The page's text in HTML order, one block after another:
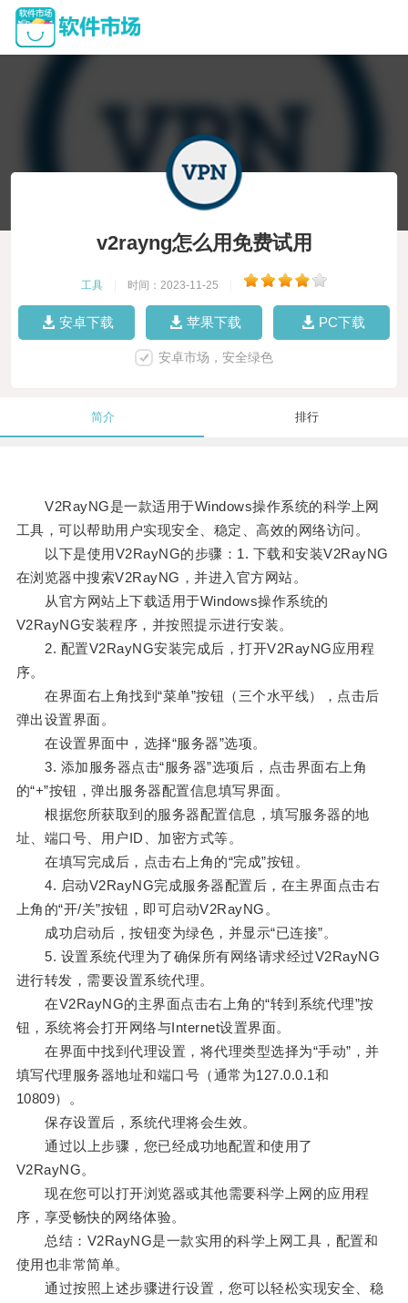
v2rayng怎么用免费试用
工具 时间：2023-11-25
安卓下载 苹果下载 PC下载
安卓市场，安全绿色
简介 排行
V2RayNG是一款适用于Windows操作系统的科学上网
工具，可以帮助用户实现安全、稳定、高效的网络访问。
以下是使用V2RayNG的步骤：1. 下载和安装V2RayNG
在浏览器中搜索V2RayNG，并进入官方网站。
从官方网站上下载适用于Windows操作系统的
V2RayNG安装程序，并按照提示进行安装。
2. 配置V2RayNG安装完成后，打开V2RayNG应用程
序。
在界面右上角找到“菜单”按钮（三个水平线），点击后
弹出设置界面。
在设置界面中，选择“服务器”选项。
3. 添加服务器点击“服务器”选项后，点击界面右上角
的“+”按钮，弹出服务器配置信息填写界面。
根据您所获取到的服务器配置信息，填写服务器的地
址、端口号、用户ID、加密方式等。
在填写完成后，点击右上角的“完成”按钮。
4. 启动V2RayNG完成服务器配置后，在主界面点击右
上角的“开/关”按钮，即可启动V2RayNG。
成功启动后，按钮变为绿色，并显示“已连接”。
5. 设置系统代理为了确保所有网络请求经过V2RayNG
进行转发，需要设置系统代理。
在V2RayNG的主界面点击右上角的“转到系统代理”按
钮，系统将会打开网络与Internet设置界面。
在界面中找到代理设置，将代理类型选择为“手动”，并
填写代理服务器地址和端口号（通常为127.0.0.1和
10809）。
保存设置后，系统代理将会生效。
通过以上步骤，您已经成功地配置和使用了
V2RayNG。
现在您可以打开浏览器或其他需要科学上网的应用程
序，享受畅快的网络体验。
总结：V2RayNG是一款实用的科学上网工具，配置和
使用也非常简单。
通过按照上述步骤进行设置，您可以轻松实现安全、稳